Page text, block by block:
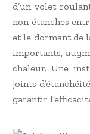
d’un volet
non étanches
et le dormant de
importants,
chaleur. Une
joints
garantir